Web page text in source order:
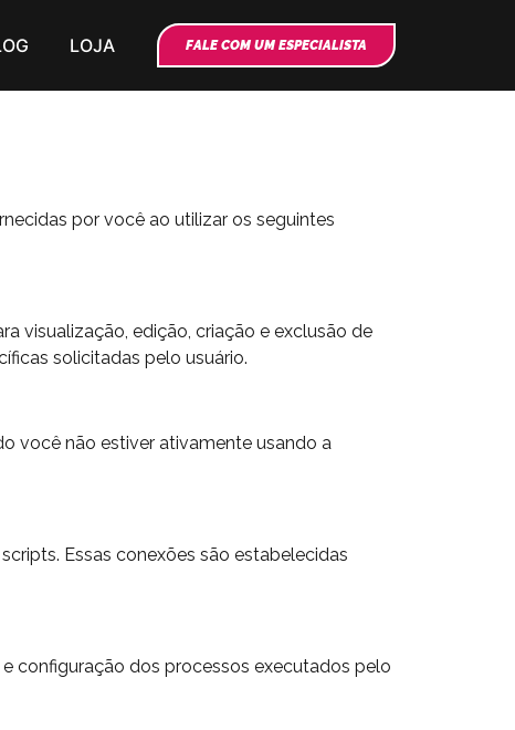
LOJA FALE COM UM ESPECIALISTA
por você ao utilizar os seguintes
visualização, edição, criação e exclusão de
solicitadas pelo usuário.
você não estiver ativamente usando a
Essas conexões são estabelecidas
configuração dos processos executados pelo